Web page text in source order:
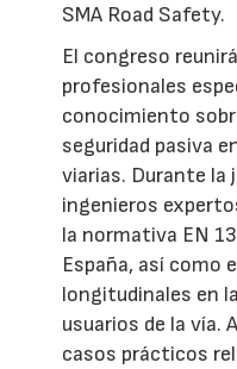
SMA Road Safety.
El congreso
profesionales
conocimiento
seguridad pasiva
viarias. Durante la
ingenieros
la normativa EN
España, así como
longitudinales en
usuarios de la vía.
casos prácticos